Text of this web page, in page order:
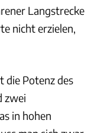
Langstrecke
nicht erzielen,
die Potenz des
zwei
in hohen